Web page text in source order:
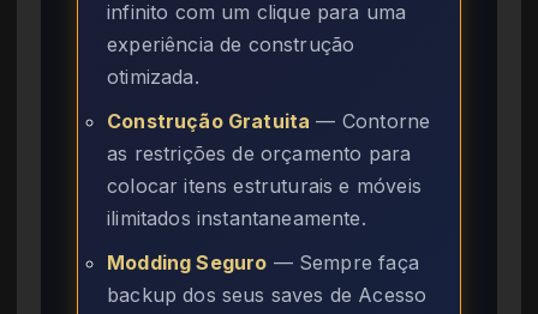
infinito com um clique para uma
experiência de construção
otimizada.
Construção Gratuita — Contorne
as restrições de orçamento para
colocar itens estruturais e móveis
ilimitados instantaneamente.
Modding Seguro — Sempre faça
backup dos seus saves de Acesso